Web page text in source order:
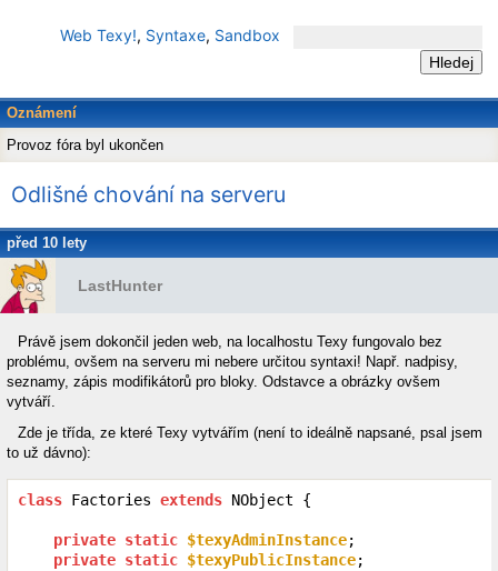
Web Texy!, Syntaxe, Sandbox
Oznámení
Provoz fóra byl ukončen
Odlišné chování na serveru
před 10 lety
LastHunter
Právě jsem dokončil jeden web, na localhostu Texy fungovalo bez
problému, ovšem na serveru mi nebere určitou syntaxi! Např. nadpisy,
seznamy, zápis modifikátorů pro bloky. Odstavce a obrázky ovšem
vytváří.
Zde je třída, ze které Texy vytvářím (není to ideálně napsané, psal jsem
to už dávno):
class Factories extends NObject {
private static $texyAdminInstance;
private static $texyPublicInstance;